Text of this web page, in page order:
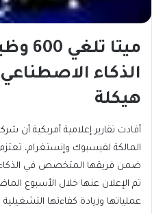
ميتا
الذكاء
هيكلة
أفادت تقارير إعلامية أمريكية أن
ضمن فريقها المتخصص في الذكاء
تم الإعلان عنها خلال الأسبوع
عملياتها وزيادة كفاءتها